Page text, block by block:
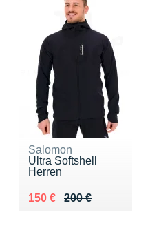
Salomon
Ultra Softshell
Herren
200 €
Au lieu de 200 €
150 €
Vendu 150 €